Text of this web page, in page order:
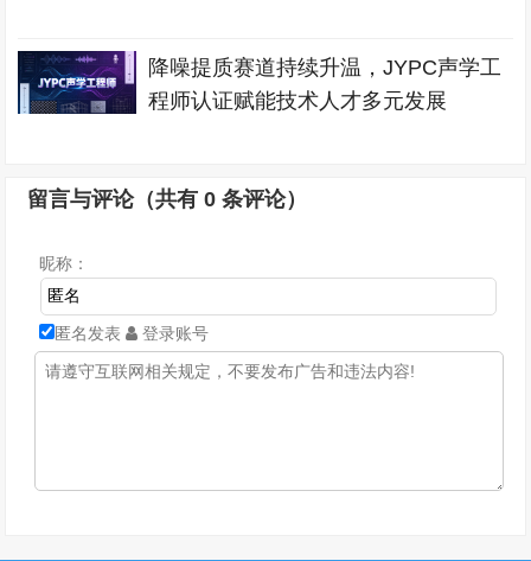
降噪提质赛道持续升温，JYPC声学工
程师认证赋能技术人才多元发展
留言与评论（共有0 条评论）
昵称：
匿名发表 登录账号